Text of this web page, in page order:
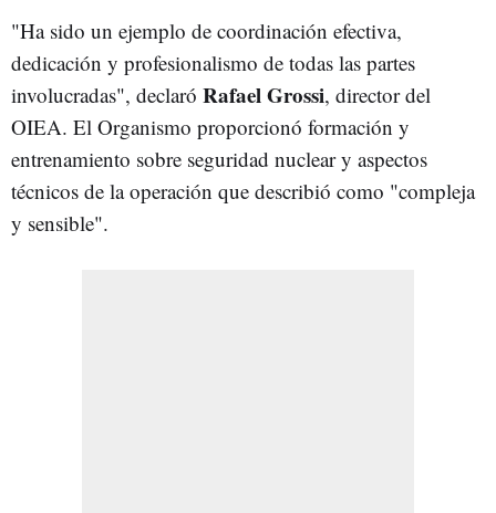
"Ha sido un ejemplo de coordinación efectiva,
dedicación y profesionalismo de todas las partes
involucradas", declaró Rafael Grossi, director del
OIEA. El Organismo proporcionó formación y
entrenamiento sobre seguridad nuclear y aspectos
técnicos de la operación que describió como "compleja
y sensible".